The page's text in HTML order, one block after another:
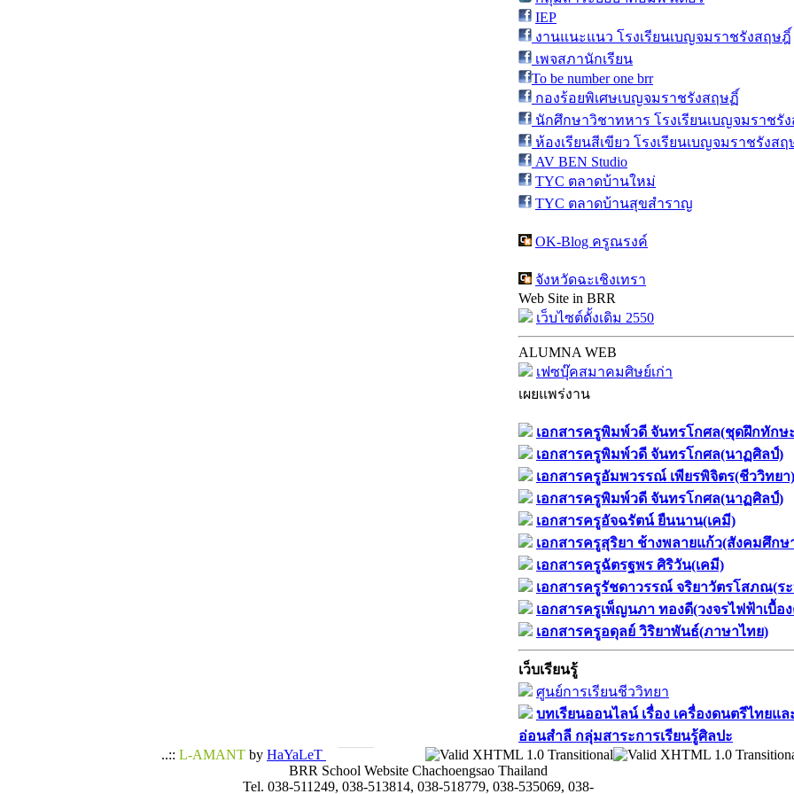
IEP
งานแนะแนว โรงเรียนเบญจมราชรังสฤษฎิ์
เพจสภานักเรียน
To be number one brr
กองร้อยพิเศษเบญจมราชรังสฤษฏิ์
นักศึกษาวิชาทหาร โรงเรียนเบญจมราชรั
ห้องเรียนสีเขียว โรงเรียนเบญจมราชรังสฤ
AV BEN Studio
TYC ตลาดบ้านใหม่
TYC ตลาดบ้านสุขสำราญ
OK-Blog ครูณรงค์
จังหวัดฉะเชิงเทรา
Web Site in BRR
เว็บไซต์ดั้งเดิม 2550
ALUMNA WEB
เฟซบุ๊คสมาคมศิษย์เก่า
เผยแพร่งาน
เอกสารครูพิมพ์วดี จันทรโกศล(ชุดฝึกทักษ
เอกสารครูพิมพ์วดี จันทรโกศล(นาฏศิลป์)
เอกสารครูอัมพวรรณ์ เพียรพิจิตร(ชีววิทยา)
เอกสารครูพิมพ์วดี จันทรโกศล(นาฏศิลป์)
เอกสารครูอัจฉรัตน์ ยืนนาน(เคมี)
เอกสารครูสุริยา ช้างพลายแก้ว(สังคมศึกษ
เอกสารครูฉัตรฐพร ศิริวัน(เคมี)
เอกสารครูรัชดาวรรณ์ จริยาวัตรโสภณ(ร
เอกสารครูเพ็ญนภา ทองดี(วงจรไฟฟ้าเบื้อ
เอกสารครูอดุลย์ วิริยาพันธ์(ภาษาไทย)
เว็บเรียนรู้
ศูนย์การเรียนชีววิทยา
บทเรียนออนไลน์​ เรื่อง​ เครื่องดนตรีไทย
อ่อนสำลี​ กลุ่มสาระการเรียนรู้ศิลปะ
..:: L-AMANT by HaYaLeT
BRR School Website Chachoengsao Thailand
Tel. 038-511249, 038-513814, 038-518779, 038-535069, 038-